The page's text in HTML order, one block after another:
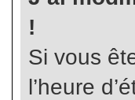
!
Si vous
l’heure